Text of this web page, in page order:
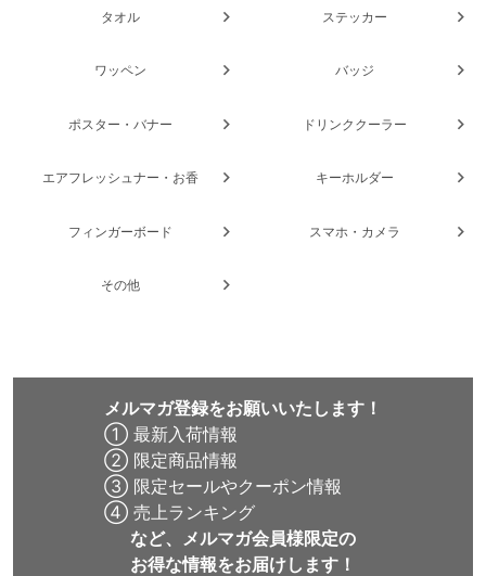
タオル ステッカー
ワッペン バッジ
ポスター・バナー ドリンククーラー
エアフレッシュナー・お香 キーホルダー
フィンガーボード スマホ・カメラ
その他
メルマガ登録をお願いいたします！
① 最新入荷情報
② 限定商品情報
③ 限定セールやクーポン情報
④ 売上ランキング
など、メルマガ会員様限定の
お得な情報をお届けします！